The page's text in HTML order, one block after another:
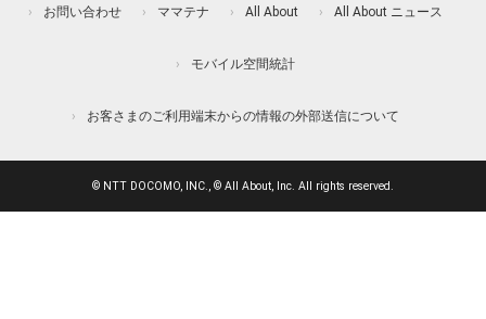
お問い合わせ ママテナ All About All About ニュース
モバイル空間統計
お客さまのご利用端末からの情報の外部送信について
© NTT DOCOMO, INC., © All About, Inc. All rights reserved.